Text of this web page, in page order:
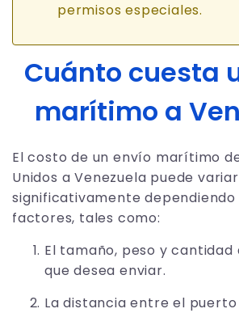
permisos especiales.
Cuánto cuesta
marítimo a
El costo de un envío marítimo
Unidos a Venezuela puede variar
significativamente dependiendo
factores, tales como:
El tamaño, peso y cantidad
que desea enviar.
La distancia entre el